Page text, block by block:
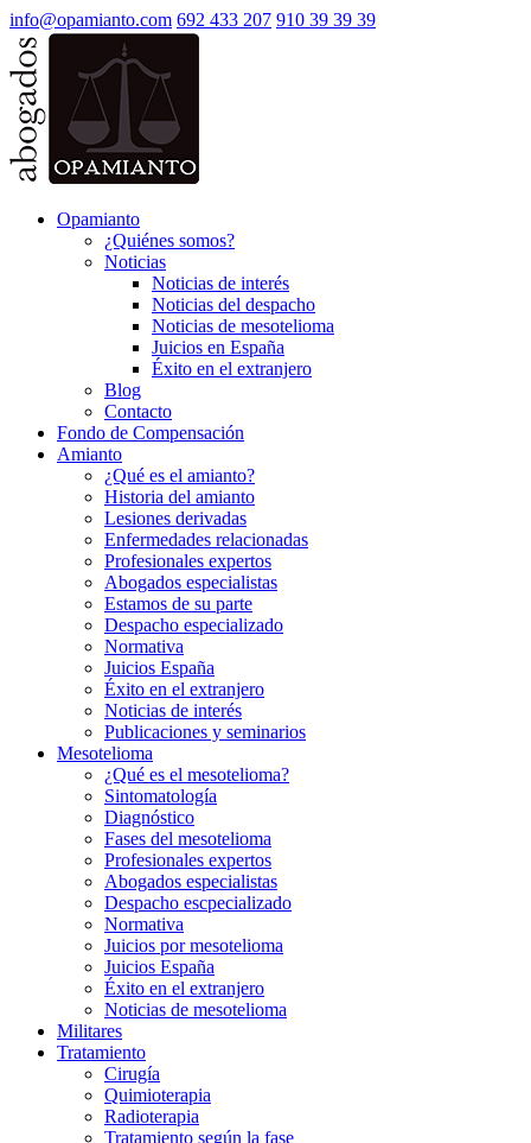
info@opamianto.com 692 433 207 910 39 39 39
Opamianto
¿Quiénes somos?
Noticias
Noticias de interés
Noticias del despacho
Noticias de mesotelioma
Juicios en España
Éxito en el extranjero
Blog
Contacto
Fondo de Compensación
Amianto
¿Qué es el amianto?
Historia del amianto
Lesiones derivadas
Enfermedades relacionadas
Profesionales expertos
Abogados especialistas
Estamos de su parte
Despacho especializado
Normativa
Juicios España
Éxito en el extranjero
Noticias de interés
Publicaciones y seminarios
Mesotelioma
¿Qué es el mesotelioma?
Sintomatología
Diagnóstico
Fases del mesotelioma
Profesionales expertos
Abogados especialistas
Despacho escpecializado
Normativa
Juicios por mesotelioma
Juicios España
Éxito en el extranjero
Noticias de mesotelioma
Militares
Tratamiento
Cirugía
Quimioterapia
Radioterapia
Tratamiento según la fase